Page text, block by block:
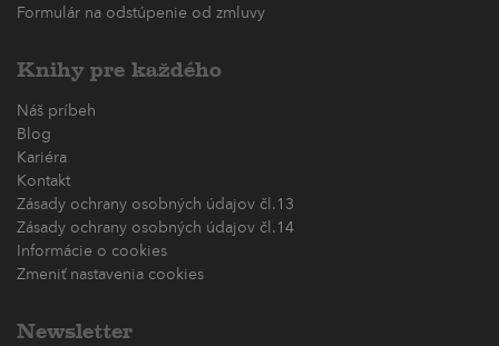
Formulár na odstúpenie od zmluvy
Knihy pre každého
Náš príbeh
Blog
Kariéra
Kontakt
Zásady ochrany osobných údajov čl.13
Zásady ochrany osobných údajov čl.14
Informácie o cookies
Zmeniť nastavenia cookies
Newsletter